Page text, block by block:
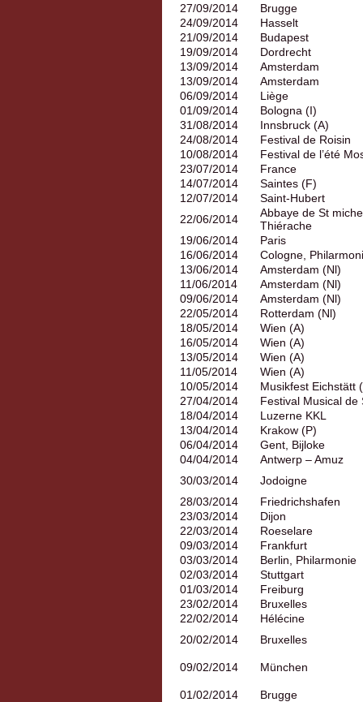
27/09/2014
Brugge
24/09/2014
Hasselt
21/09/2014
Budapest
19/09/2014
Dordrecht
13/09/2014
Amsterdam
13/09/2014
Amsterdam
06/09/2014
Liège
01/09/2014
Bologna (I)
31/08/2014
Innsbruck (A)
24/08/2014
Festival de Roisin
10/08/2014
Festival de l’été
23/07/2014
France
14/07/2014
Saintes (F)
12/07/2014
Saint-Hubert
22/06/2014
Abbaye de St
Thiérache
19/06/2014
Paris
16/06/2014
Cologne,
13/06/2014
Amsterdam (Nl)
11/06/2014
Amsterdam (Nl)
09/06/2014
Amsterdam (Nl)
22/05/2014
Rotterdam (Nl)
18/05/2014
Wien (A)
16/05/2014
Wien (A)
13/05/2014
Wien (A)
11/05/2014
Wien (A)
10/05/2014
Musikfest Eichstätt
27/04/2014
Festival Musical de
18/04/2014
Luzerne KKL
13/04/2014
Krakow (P)
06/04/2014
Gent, Bijloke
04/04/2014
Antwerp – Amuz
30/03/2014
Jodoigne
28/03/2014
Friedrichshafen
23/03/2014
Dijon
22/03/2014
Roeselare
09/03/2014
Frankfurt
03/03/2014
Berlin, Philarmonie
02/03/2014
Stuttgart
01/03/2014
Freiburg
23/02/2014
Bruxelles
22/02/2014
Hélécine
20/02/2014
Bruxelles
09/02/2014 München
01/02/2014
Brugge